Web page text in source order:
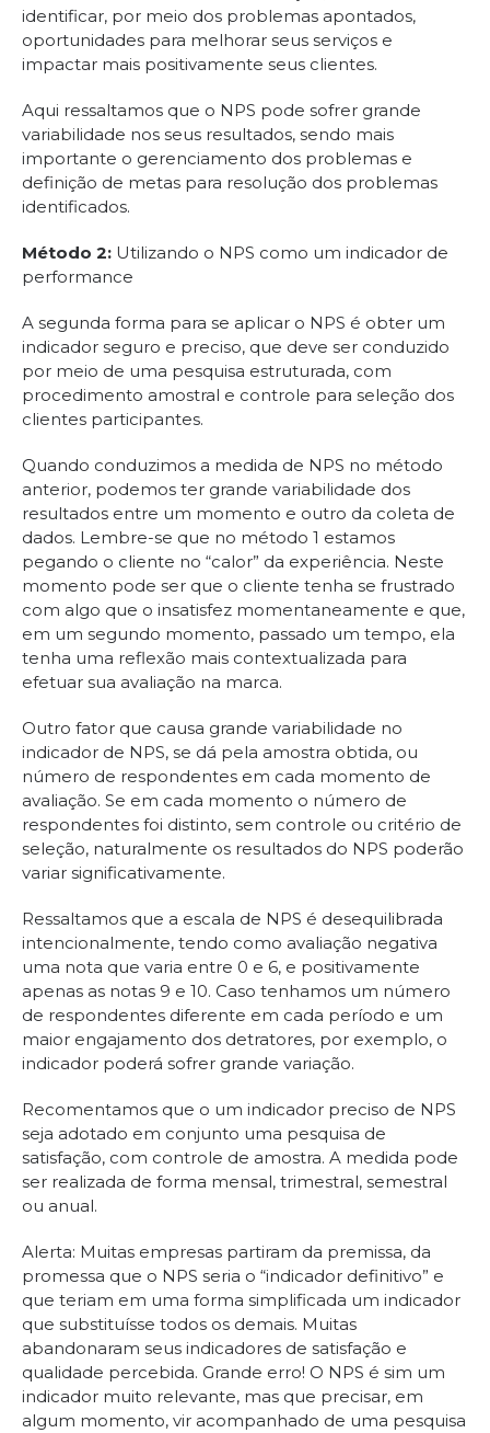
identificar, por meio dos problemas apontados,
oportunidades para melhorar seus serviços e
impactar mais positivamente seus clientes.
Aqui ressaltamos que o NPS pode sofrer grande
variabilidade nos seus resultados, sendo mais
importante o gerenciamento dos problemas e
definição de metas para resolução dos problemas
identificados.
Método 2: Utilizando o NPS como um indicador de
performance
A segunda forma para se aplicar o NPS é obter um
indicador seguro e preciso, que deve ser conduzido
por meio de uma pesquisa estruturada, com
procedimento amostral e controle para seleção dos
clientes participantes.
Quando conduzimos a medida de NPS no método
anterior, podemos ter grande variabilidade dos
resultados entre um momento e outro da coleta de
dados. Lembre-se que no método 1 estamos
pegando o cliente no “calor” da experiência. Neste
momento pode ser que o cliente tenha se frustrado
com algo que o insatisfez momentaneamente e que,
em um segundo momento, passado um tempo, ela
tenha uma reflexão mais contextualizada para
efetuar sua avaliação na marca.
Outro fator que causa grande variabilidade no
indicador de NPS, se dá pela amostra obtida, ou
número de respondentes em cada momento de
avaliação. Se em cada momento o número de
respondentes foi distinto, sem controle ou critério de
seleção, naturalmente os resultados do NPS poderão
variar significativamente.
Ressaltamos que a escala de NPS é desequilibrada
intencionalmente, tendo como avaliação negativa
uma nota que varia entre 0 e 6, e positivamente
apenas as notas 9 e 10. Caso tenhamos um número
de respondentes diferente em cada período e um
maior engajamento dos detratores, por exemplo, o
indicador poderá sofrer grande variação.
Recomentamos que o um indicador preciso de NPS
seja adotado em conjunto uma pesquisa de
satisfação, com controle de amostra. A medida pode
ser realizada de forma mensal, trimestral, semestral
ou anual.
Alerta: Muitas empresas partiram da premissa, da
promessa que o NPS seria o “indicador definitivo” e
que teriam em uma forma simplificada um indicador
que substituísse todos os demais. Muitas
abandonaram seus indicadores de satisfação e
qualidade percebida. Grande erro! O NPS é sim um
indicador muito relevante, mas que precisar, em
algum momento, vir acompanhado de uma pesquisa